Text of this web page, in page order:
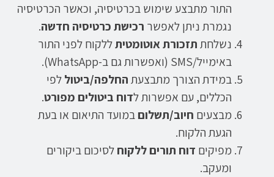
התור מתבצע שימוש בכרטיסיה, וכאשר הכרטיסיה
נגמרת ניתן לאפשר רכישת כרטיסיה חדשה.
נשלחתתזכורת אוטומטיתללקוח לפני התור
באימייל/SMS (ואפשרות גם ב-WhatsApp).
במידת הצורך מתבצעתהחלפה/ביטוללפי
הכללים, עם אפשרות לדוח ביטולים מפורט.
מבצעים חיוב/תשלוםבמועד התיאום או בעת
הגעת הלקוח.
מפיקים דוח תורים ללקוחלסיכום ביקורים
ומעקב.